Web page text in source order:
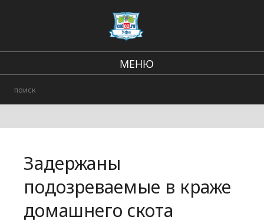
МЕНЮ
Городские события
Задержаны
подозреваемые в краже
домашнего скота